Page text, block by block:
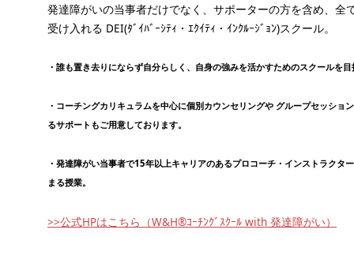
発達障がいの当事者だけでなく、サポーターの方を含め、全
受け入れる DEI(ﾀﾞｲﾊﾞｰｼﾃｨ・ｴｸｲﾃｨ・ｲﾝｸﾙｰｼﾞｮﾝ)スクール。
・誰も置き去りにならず自分らしく、自身の強みを活かすためのスクールを
・コーチングカリキュラムを中心に個別カウンセリングや グループセッショ
るサポートもご用意しております。
・発達障がい当事者で15年以上キャリアのあるプロコーチ・インストラクタ
まる授業。
>>公式HPはこちら（W&H®ｺｰﾁﾝｸﾞｽｸｰﾙ with 発達障がい）